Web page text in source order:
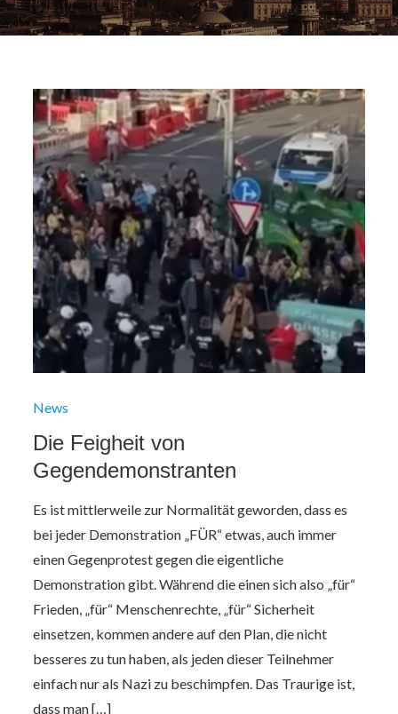
News
Die Feigheit von
Gegendemonstranten
Es ist mittlerweile zur Normalität geworden, dass es
bei jeder Demonstration „FÜR“ etwas, auch immer
einen Gegenprotest gegen die eigentliche
Demonstration gibt. Während die einen sich also „für“
Frieden, „für“ Menschenrechte, „für“ Sicherheit
einsetzen, kommen andere auf den Plan, die nicht
besseres zu tun haben, als jeden dieser Teilnehmer
einfach nur als Nazi zu beschimpfen. Das Traurige ist,
dass man […]